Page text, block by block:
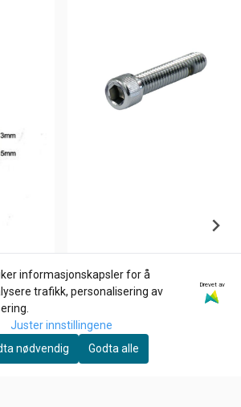
GARDNER-WESTCOTT
1/4-20 x 1 3/4 inch allen
bolt
39,-
informasjonskapsler for å
trafikk, personalisering av
Drevet av
Juster innstillingene
nødvendig
Godta alle